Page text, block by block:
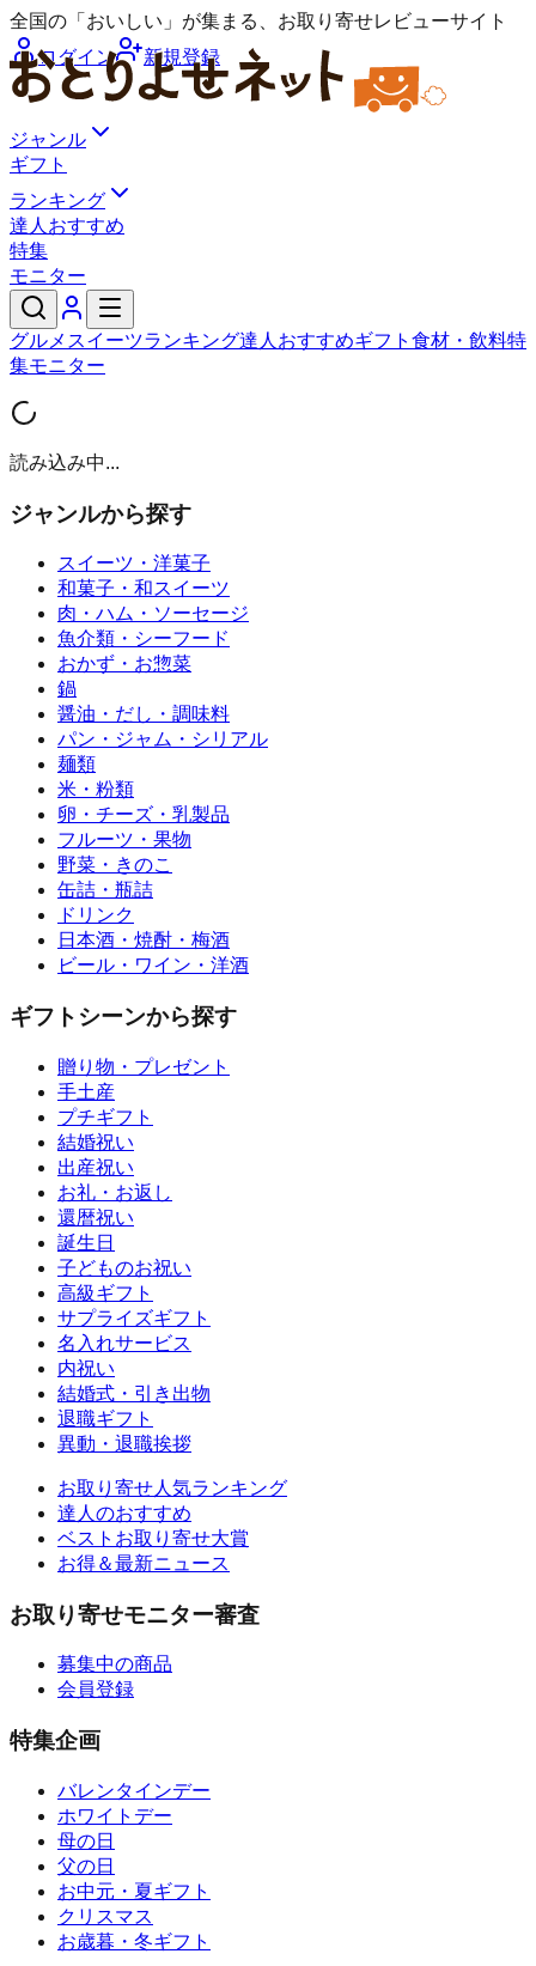
全国の「おいしい」が集まる、お取り寄せレビューサイト
ログイン
新規登録
ジャンル
ギフト
ランキング
達人おすすめ
特集
モニター
グルメ スイーツランキング達人おすすめギフト 食材・飲料特
集モニター
読み込み中...
ジャンルから探す
スイーツ・洋菓子
和菓子・和スイーツ
肉・ハム・ソーセージ
魚介類・シーフード
おかず・お惣菜
鍋
醤油・だし・調味料
パン・ジャム・シリアル
麺類
米・粉類
卵・チーズ・乳製品
フルーツ・果物
野菜・きのこ
缶詰・瓶詰
ドリンク
日本酒・焼酎・梅酒
ビール・ワイン・洋酒
ギフトシーンから探す
贈り物・プレゼント
手土産
プチギフト
結婚祝い
出産祝い
お礼・お返し
還暦祝い
誕生日
子どものお祝い
高級ギフト
サプライズギフト
名入れサービス
内祝い
結婚式・引き出物
退職ギフト
異動・退職挨拶
お取り寄せ人気ランキング
達人のおすすめ
ベストお取り寄せ大賞
お得＆最新ニュース
お取り寄せモニター審査
募集中の商品
会員登録
特集企画
バレンタインデー
ホワイトデー
母の日
父の日
お中元・夏ギフト
クリスマス
お歳暮・冬ギフト